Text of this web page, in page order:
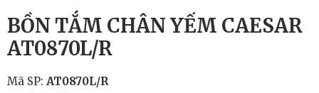
BỒN TẮM CHÂN YẾM CAESAR
AT0870L/R
Mã SP: AT0870L/R